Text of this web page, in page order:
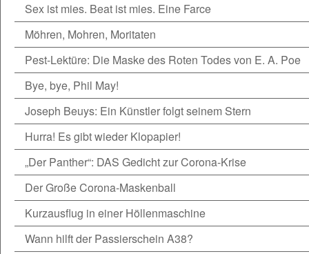
Sex ist mies. Beat ist mies. Eine Farce
Möhren, Mohren, Moritaten
Pest-Lektüre: Die Maske des Roten Todes von E. A. Poe
Bye, bye, Phil May!
Joseph Beuys: Ein Künstler folgt seinem Stern
Hurra! Es gibt wieder Klopapier!
„Der Panther“: DAS Gedicht zur Corona-Krise
Der Große Corona-Maskenball
Kurzausflug in einer Höllenmaschine
Wann hilft der Passierschein A38?